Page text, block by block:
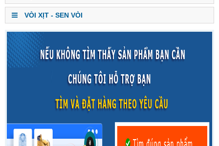
VÒI XỊT - SEN VÒI